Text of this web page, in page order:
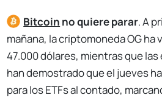
Bitcoin no quiere parar. A
mañana, la criptomoneda OG ha
47.000 dólares, mientras que las
han demostrado que el jueves
para los ETFs al contado,